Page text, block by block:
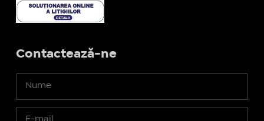
Contactează-ne